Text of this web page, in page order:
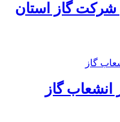
شرکت گاز استان
گاز